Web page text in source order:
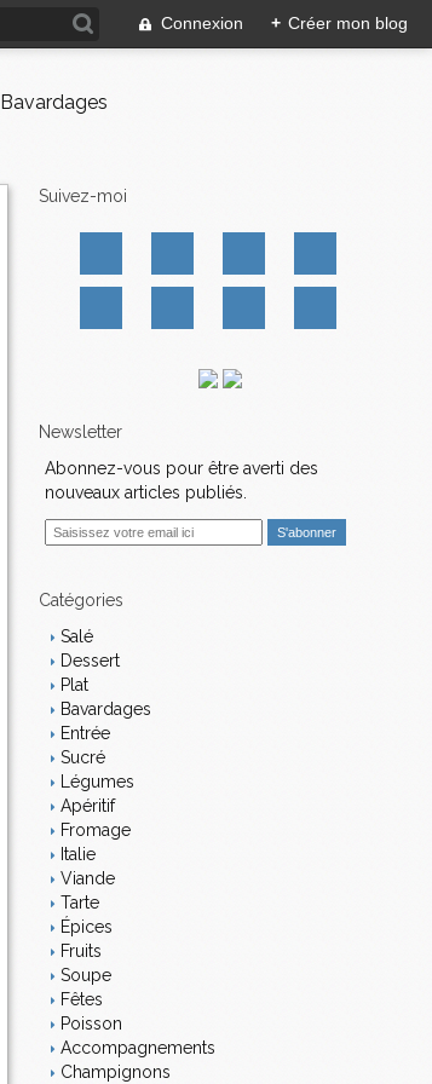
Connexion + Créer mon blog
Bavardages
Suivez-moi
Newsletter
Abonnez-vous pour être averti des
nouveaux articles publiés.
i Catégories
Salé
Dessert
Plat
Bavardages
Entrée
Sucré
Légumes
Apéritif
Fromage
Italie
Viande
Tarte
Épices
Fruits
Soupe
Fêtes
Poisson
Accompagnements
Champignons